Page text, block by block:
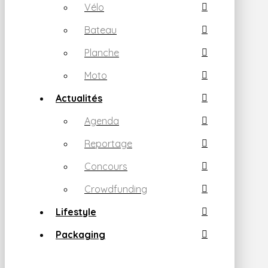
Vélo
Bateau
Planche
Moto
Actualités
Agenda
Reportage
Concours
Crowdfunding
Lifestyle
Packaging